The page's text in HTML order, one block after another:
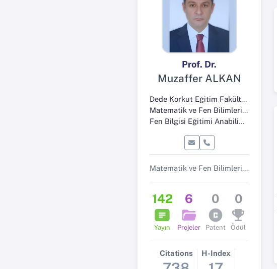
Prof. Dr.
Muzaffer ALKAN
Dede Korkut Eğitim Fakültesi
Matematik ve Fen Bilimleri Eğitimi Bölümü
Fen Bilgisi Eğitimi Anabilim Dalı
Matematik ve Fen Bilimleri Eğitimi Bölüm Başkanı
142
Yayın
6
Projeler
0
Patent
0
Ödül
Citations H-Index